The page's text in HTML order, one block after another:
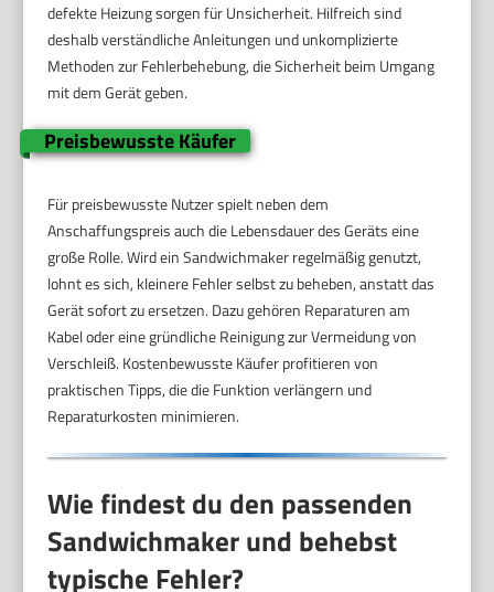
defekte Heizung sorgen für Unsicherheit. Hilfreich sind
deshalb verständliche Anleitungen und unkomplizierte
Methoden zur Fehlerbehebung, die Sicherheit beim Umgang
mit dem Gerät geben.
Preisbewusste Käufer
Für preisbewusste Nutzer spielt neben dem
Anschaffungspreis auch die Lebensdauer des Geräts eine
große Rolle. Wird ein Sandwichmaker regelmäßig genutzt,
lohnt es sich, kleinere Fehler selbst zu beheben, anstatt das
Gerät sofort zu ersetzen. Dazu gehören Reparaturen am
Kabel oder eine gründliche Reinigung zur Vermeidung von
Verschleiß. Kostenbewusste Käufer profitieren von
praktischen Tipps, die die Funktion verlängern und
Reparaturkosten minimieren.
Wie findest du den passenden
Sandwichmaker und behebst
typische Fehler?